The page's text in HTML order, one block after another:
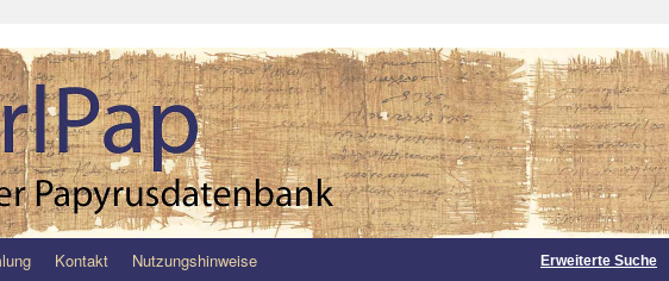
Kontakt Nutzungshinweise Erweiterte Suche